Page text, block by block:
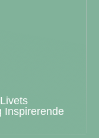
Inspirerende